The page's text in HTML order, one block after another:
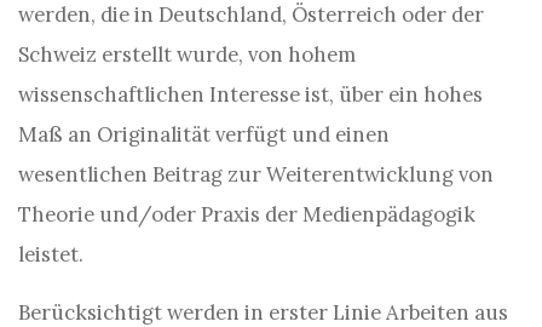
werden, die in Deutschland, Österreich oder der
Schweiz erstellt wurde, von hohem
wissenschaftlichen Interesse ist, über ein hohes
Maß an Originalität verfügt und einen
wesentlichen Beitrag zur Weiterentwicklung von
Theorie und/oder Praxis der Medienpädagogik
leistet.
Berücksichtigt werden in erster Linie Arbeiten aus